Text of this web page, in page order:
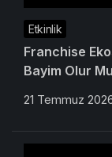
Etkinlik
Franchise
Bayim Olur
21 Temmuz